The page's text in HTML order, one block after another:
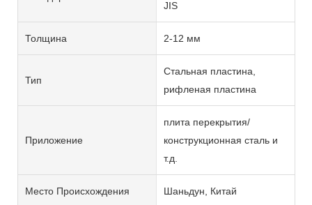
JIS
Толщина 2-12 мм
Тип
Стальная пластина,
рифленая пластина
Приложение
плита перекрытия/
конструкционная сталь и
т.д.
Место Происхождения Шаньдун, Китай